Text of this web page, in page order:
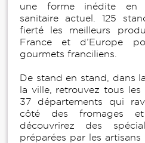
une forme inédite en
sanitaire actuel. 125
fierté les meilleurs
France et d’Europe
gourmets franciliens.
De stand en stand, dans
la ville, retrouvez tous
37 départements qui
côté des fromages et
découvrirez des
préparées par les artisans